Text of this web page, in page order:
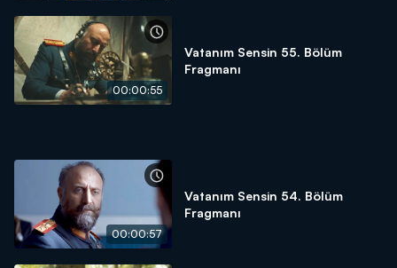
00:00:55
Vatanım Sensin 55. Bölüm
Fragmanı
00:00:57
Vatanım Sensin 54. Bölüm
Fragmanı